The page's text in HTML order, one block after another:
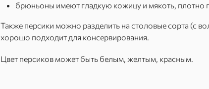
брюньоны имеют гладкую кожицу и мякоть, плотно
Также персики можно разделить на столовые сорта (с
хорошо подходит для консервирования.
Цвет персиков может быть белым, желтым, красным.